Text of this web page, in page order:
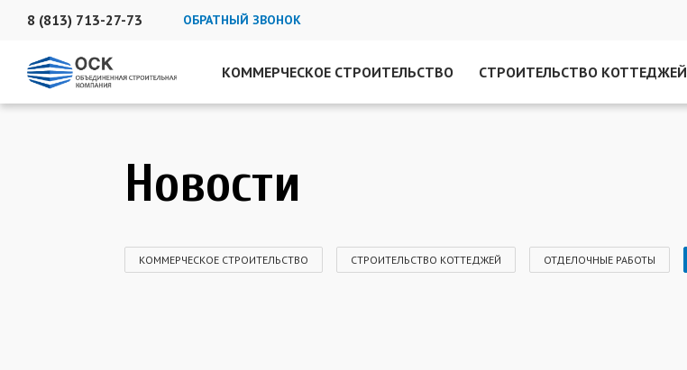
8 (813) 713-27-73 ОБРАТНЫЙ ЗВОНОК
КОММЕРЧЕСКОЕ СТРОИТЕЛЬСТВО СТРОИТЕЛЬСТВО КОТТЕДЖЕЙ
Новости
КОММЕРЧЕСКОЕ СТРОИТЕЛЬСТВО СТРОИТЕЛЬСТВО КОТТЕДЖЕЙ ОТДЕЛОЧНЫЕ РАБОТЫ